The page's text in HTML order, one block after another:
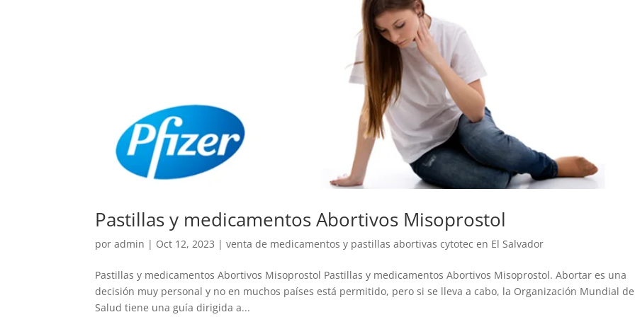
Pastillas y medicamentos Abortivos Misoprostol
poradmin | Oct 12, 2023 |venta de medicamentos y pastillas abortivas cytotec en El Salvador
Pastillas y medicamentos Abortivos Misoprostol Pastillas y medicamentos Abortivos Misoprostol. Abortar es una
decisión muy personal y no en muchos países está permitido, pero si se lleva a cabo, la Organización Mundial
Salud tiene una guía dirigida a...